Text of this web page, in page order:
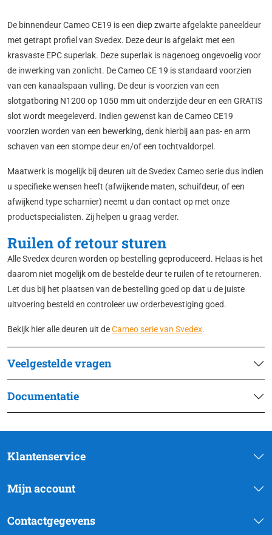
De binnendeur Cameo CE19 is een diep zwarte afgelakte paneeldeur
met getrapt profiel van Svedex. Deze deur is afgelakt met een
krasvaste EPC superlak. Deze superlak is nagenoeg ongevoelig voor
de inwerking van zonlicht. De Cameo CE 19 is standaard voorzien
van een kanaalspaan vulling. De deur is voorzien van een
slotgatboring N1200 op 1050 mm uit onderzijde deur en een GRATIS
slot wordt meegeleverd. Indien gewenst kan de Cameo CE19
voorzien worden van een bewerking, denk hierbij aan pas- en arm
schaven van een stompe deur en/of een tochtvaldorpel.
Maatwerk is mogelijk bij deuren uit de Svedex Cameo serie dus indien
u specifieke wensen heeft (afwijkende maten, schuifdeur, of een
afwijkend type scharnier) neemt u dan contact op met onze
productspecialisten. Zij helpen u graag verder.
Ruilen of retour sturen
Alle Svedex deuren worden op bestelling geproduceerd. Helaas is het
daarom niet mogelijk om de bestelde deur te ruilen of te retourneren.
Let dus bij het plaatsen van de bestelling goed op dat u de juiste
uitvoering besteld en controleer uw orderbevestiging goed.
Bekijk hier alle deuren uit deCameo serie van Svedex.
Veelgestelde vragen
Documentatie
Klantenservice
Mijn account
Contactgegevens